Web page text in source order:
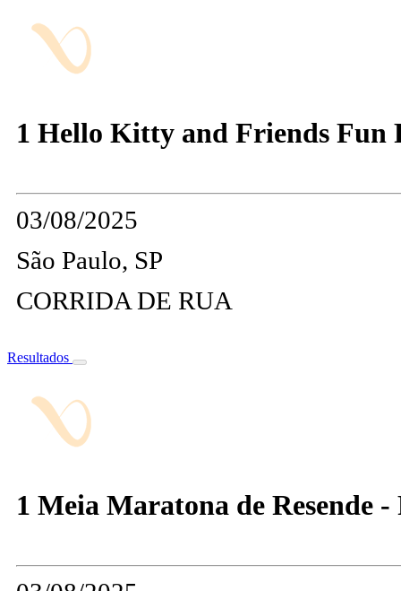
1 Hello Kitty and Friends Fun
03/08/2025
São Paulo, SP
CORRIDA DE RUA
Resultados
1 Meia Maratona de Resende -